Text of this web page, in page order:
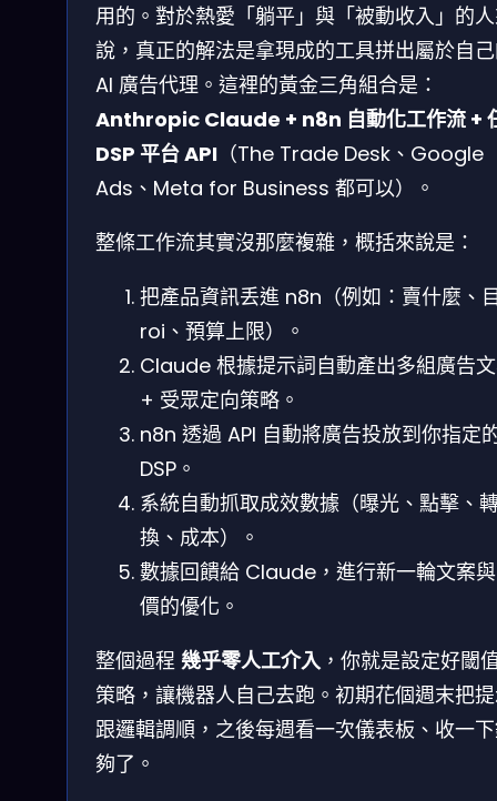
用的。對於熱愛「躺平」與「被動收入」的
說，真正的解法是拿現成的工具拼出屬於自
AI 廣告代理。這裡的黃金三角組合是：
Anthropic Claude + n8n 自動化工作流 +
DSP 平台 API （The Trade Desk、Google
Ads、Meta for Business 都可以）。
整條工作流其實沒那麼複雜，概括來說是：
把產品資訊丢進 n8n（例如：賣什麼、
roi、預算上限）。
Claude 根據提示詞自動產出多組廣告
+ 受眾定向策略。
n8n 透過 API 自動將廣告投放到你指定
DSP。
系統自動抓取成效數據（曝光、點擊、
換、成本）。
數據回饋給 Claude，進行新一輪文案
價的優化。
整個過程 幾乎零人工介入 ，你就是設定好閾
策略，讓機器人自己去跑。初期花個週末把
跟邏輯調順，之後每週看一次儀表板、收一
夠了。